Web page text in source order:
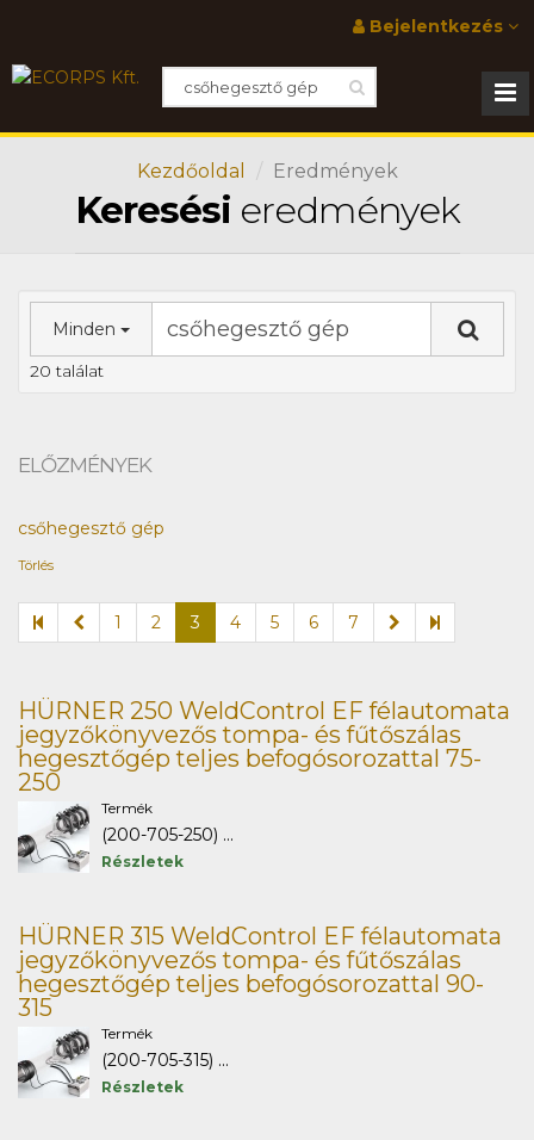
Bejelentkezés
Kezdőoldal Eredmények
Keresési eredmények
Minden
20 találat
ELŐZMÉNYEK
csőhegesztő gép
Törlés
1 2 3 4 5 6 7
HÜRNER 250 WeldControl EF félautomata
jegyzőkönyvezős tompa- és fűtőszálas
hegesztőgép teljes befogósorozattal 75-
250
Termék
(200-705-250) ...
Részletek
HÜRNER 315 WeldControl EF félautomata
jegyzőkönyvezős tompa- és fűtőszálas
hegesztőgép teljes befogósorozattal 90-
315
Termék
(200-705-315) ...
Részletek